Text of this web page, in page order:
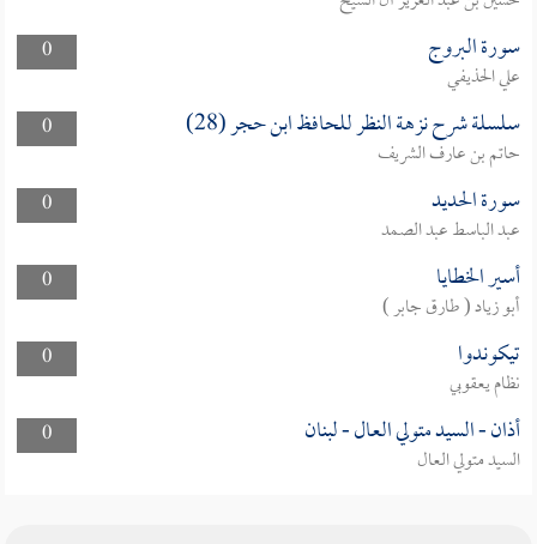
0
سورة البروج
علي الحذيفي
0
سلسلة شرح نزهة النظر للحافظ ابن حجر (28)
حاتم بن عارف الشريف
0
سورة الحديد
عبد الباسط عبد الصمد
0
أسير الخطايا
أبو زياد ( طارق جابر )
0
تيكوندوا
نظام يعقوبي
0
أذان - السيد متولي العال - لبنان
السيد متولي العال